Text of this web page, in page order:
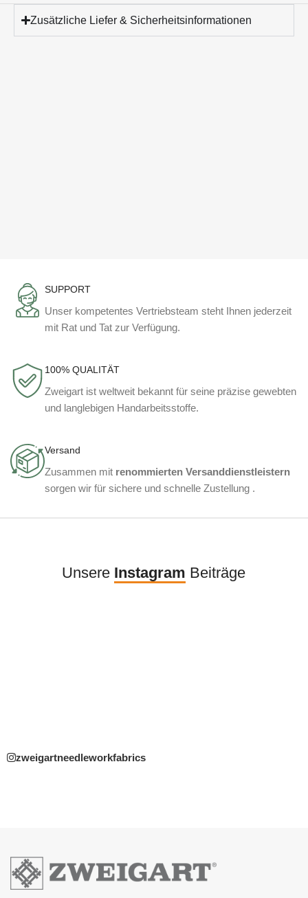
Zusätzliche Liefer & Sicherheitsinformationen
SUPPORT
Unser kompetentes Vertriebsteam steht Ihnen jederzeit
mit Rat und Tat zur Verfügung.
100% QUALITÄT
Zweigart ist weltweit bekannt für seine präzise gewebten
und langlebigen Handarbeitsstoffe.
Versand
Zusammen mit renommierten Versanddienstleistern
sorgen wir für sichere und schnelle Zustellung .
Unsere Instagram Beiträge
zweigartneedleworkfabrics